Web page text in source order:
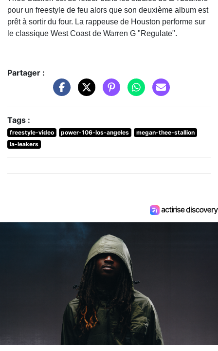
pour un freestyle de feu alors que son deuxième album est
prêt à sortir du four. La rappeuse de Houston performe sur
le classique West Coast de Warren G "Regulate".
Partager :
Tags :
freestyle-video power-106-los-angeles
megan-thee-stallion
la-leakers